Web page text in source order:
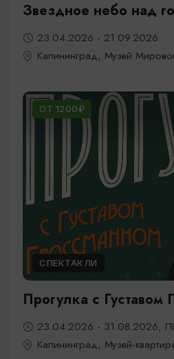
Звездное небо над
23.04.2026 - 21.09.2026
Калининград, Музей
ОТ 1200₽
СПЕКТАКЛИ
Прогулка с Густавом
23.04.2026 - 31.08.2026,
Калининград, Музей-